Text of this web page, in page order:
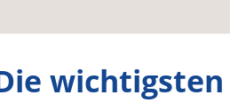
wichtigsten